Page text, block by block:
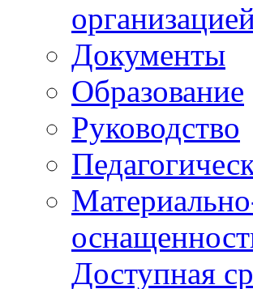
Документы
Образование
Руководство
Доступная